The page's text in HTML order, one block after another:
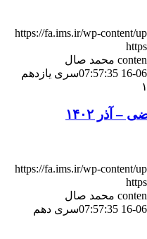
https://fa.ims.ir/wp-content/
محمد صال
سری یازدهم
۱۴۰۲
https://fa.ims.ir/wp-content/
محمد صال
سری دهم